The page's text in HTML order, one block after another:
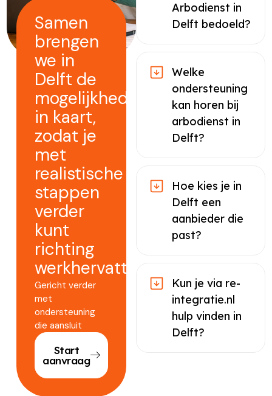
Samen
brengen
we in
Delft de
mogelijkheden
in kaart,
zodat je
met
realistische
stappen
verder
kunt
richting
werkhervatting.
Gericht verder
met
ondersteuning
die aansluit
Start
aanvraag
Arbodienst in
Delft bedoeld?
Welke
ondersteuning
kan horen bij
arbodienst in
Delft?
Hoe kies je in
Delft een
aanbieder die
past?
Kun je via re-
integratie.nl
hulp vinden in
Delft?